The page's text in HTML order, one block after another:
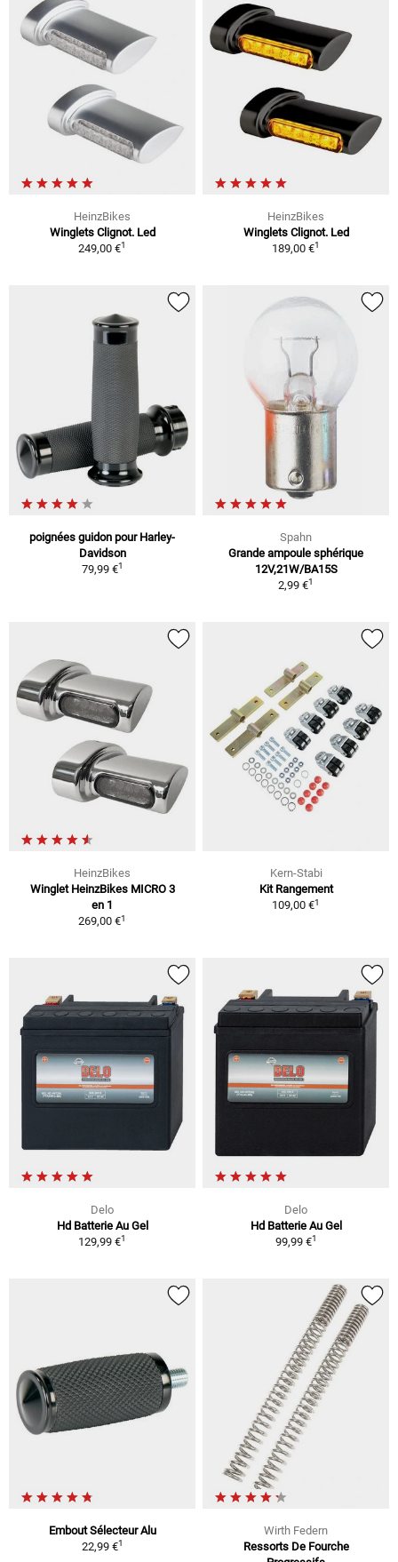
HeinzBikes
Winglets Clignot. Led
249,00 €1
HeinzBikes
Winglets Clignot. Led
189,00 €1
poignées guidon pour Harley-
Davidson
79,99 €1
Spahn
Grande ampoule sphérique
12V,21W/BA15S
2,99 €1
HeinzBikes
Winglet HeinzBikes MICRO 3
en 1
269,00 €1
Kern-Stabi
Kit Rangement
109,00 €1
Delo
Hd Batterie Au Gel
129,99 €1
Delo
Hd Batterie Au Gel
99,99 €1
Embout Sélecteur Alu
22,99 €1
Wirth Federn
Ressorts De Fourche